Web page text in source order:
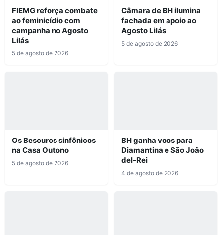
FIEMG reforça combate
ao feminicídio com
campanha no Agosto
Lilás
5 de agosto de 2026
Câmara de BH ilumina
fachada em apoio ao
Agosto Lilás
5 de agosto de 2026
Os Besouros sinfônicos
na Casa Outono
5 de agosto de 2026
BH ganha voos para
Diamantina e São João
del-Rei
4 de agosto de 2026